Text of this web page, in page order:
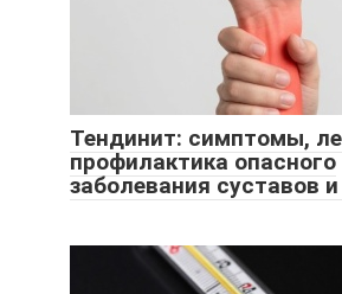
Тендинит: симптомы,
профилактика опасного
заболевания суставов